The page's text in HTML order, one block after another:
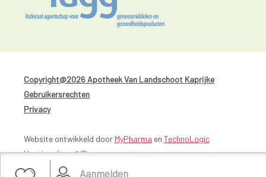
Aanmelden
Copyright@2026 Apotheek Van Landschoot Kaprijke
Gebruikersrechten
Privacy
Website ontwikkeld door MyPharma en TechnoLogic
Hosting door @iPower